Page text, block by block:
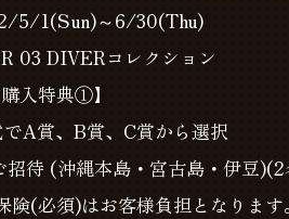
5/1(Sun)～6/30(Thu)
03 DIVERコレクション
購入特典①】
A賞、 B賞、 C賞から選択
招待 (沖縄本島・宮古島・伊豆)(2
険(必須)はお客様負担となります